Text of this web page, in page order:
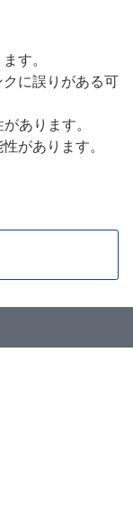
す。
に誤りがある可
あります。
があります。